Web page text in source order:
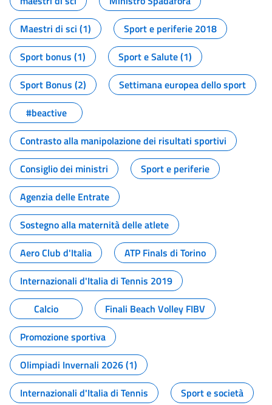
Maestri di sci (1)
Sport e periferie 2018
Sport bonus (1)
Sport e Salute (1)
Sport Bonus (2)
Settimana europea dello sport
#beactive
Contrasto alla manipolazione dei risultati sportivi
Consiglio dei ministri
Sport e periferie
Agenzia delle Entrate
Sostegno alla maternità delle atlete
Aero Club d'Italia
ATP Finals di Torino
Internazionali d'Italia di Tennis 2019
Calcio
Finali Beach Volley FIBV
Promozione sportiva
Olimpiadi Invernali 2026 (1)
Internazionali d'Italia di Tennis
Sport e società